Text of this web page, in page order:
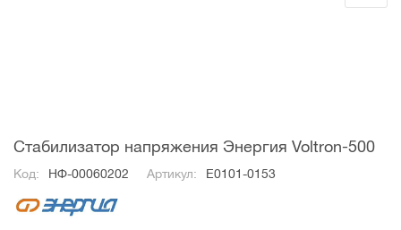
Стабилизатор напряжения Энергия Voltron-500
Код: НФ-00060202 Артикул: Е0101-0153